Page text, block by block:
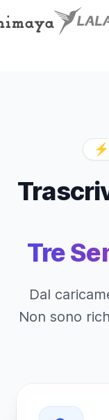
⚡
Tre
Dal
Non sono